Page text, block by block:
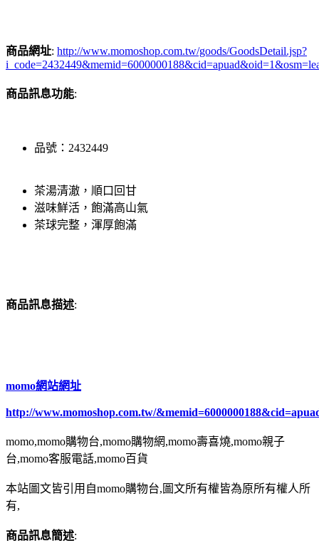
商品網址: http://www.momoshop.com.tw/goods/GoodsDetail.jsp?
商品訊息功能:
品號：2432449
茶湯清澈，順口回甘
滋味鮮活，飽滿高山氣
茶球完整，渾厚飽滿
商品訊息描述:
momo網站網址
http://www.momoshop.com.tw/
momo,momo購物台,momo購物網,momo壽喜燒,momo親子
台,momo客服電話,momo百貨
本站圖文皆引用自momo購物台,圖文所有權皆為原所有權人所
有,
商品訊息簡述: